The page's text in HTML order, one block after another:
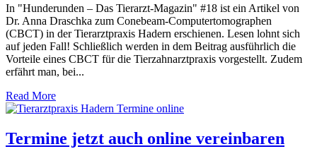
In "Hunderunden – Das Tierarzt-Magazin" #18 ist ein Artikel von
Dr. Anna Draschka zum Conebeam-Computertomographen
(CBCT) in der Tierarztpraxis Hadern erschienen. Lesen lohnt sich
auf jeden Fall! Schließlich werden in dem Beitrag ausführlich die
Vorteile eines CBCT für die Tierzahnarztpraxis vorgestellt. Zudem
erfährt man, bei...
Read More
Termine jetzt auch online vereinbaren